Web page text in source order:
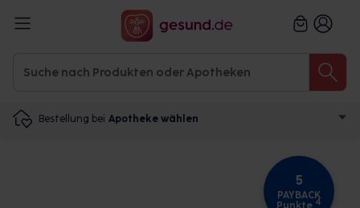
Bestellung bei Apotheke wählen
5
PAYBACK
Punkte 4